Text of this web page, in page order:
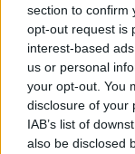
section to confirm
opt-out request is
interest-based
us or personal
your opt-out. You
disclosure of your
IAB’s list of
also be disclosed